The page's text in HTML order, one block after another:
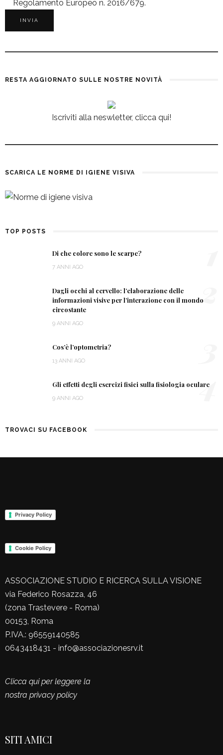
Regolamento Europeo n. 2016/679.
RESTA AGGIORNATO SULLE NOSTRE NOVITÀ
Iscriviti alla neswletter, clicca qui!
SCARICA LE NORME DI IGIENE VISIVA
TOP POSTS
Di che colore sono le scarpe?
7 ANNI AGO
Dagli occhi al cervello: l’elaborazione delle
informazioni visive per l’interazione con il mondo
circostante
9 ANNI AGO
2
Cos’è l’optometria?
13 ANNI AGO
Gli effetti degli esercizi fisici sulla fisiologia oculare
9 ANNI AGO 4
TROVACI SU FACEBOOK
Privacy Policy
Cookie Policy
ASSOCIAZIONE STUDIO E RICERCA SULLA VISIONE
via Federico Rosazza, 46
(zona Trastevere - Roma)
00153, Roma
P.IVA.: 96559140585
0643418431 - info@associazionesrv.it
Clicca qui per leggere la
nostra privacy policy
SITI AMICI